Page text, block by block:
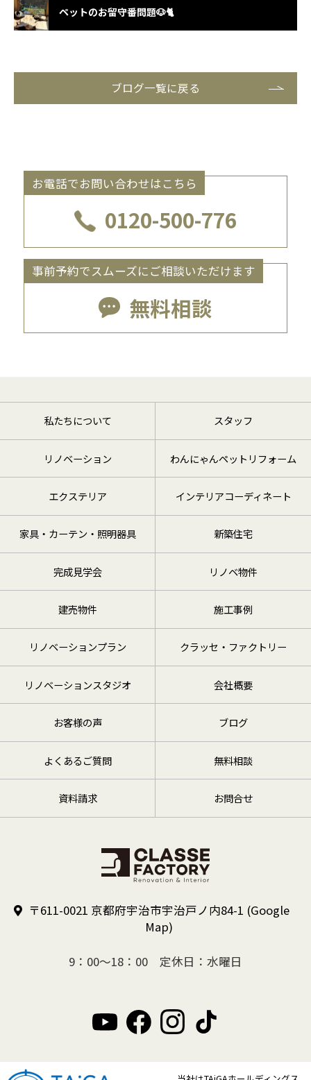
ペットのお留守番問題🐶🐈
ブログ一覧に戻る
お電話でお問い合わせはこちら
0120-500-776
事前予約でスムーズにご相談いただけます
無料相談
私たちについて スタッフ
リノベーション わんにゃんペットリフォーム
エクステリア インテリアコーディネート
家具・カーテン・照明器具 新築住宅
完成見学会 リノベ物件
建売物件 施工事例
リノベーションプラン クラッセ・ファクトリー
リノベーションスタジオ 会社概要
お客様の声 ブログ
よくあるご質問 無料相談
資料請求 お問合せ
〒611-0021 京都府宇治市宇治戸ノ内84-1 (Google
Map)
9：00～18：00 定休日：水曜日